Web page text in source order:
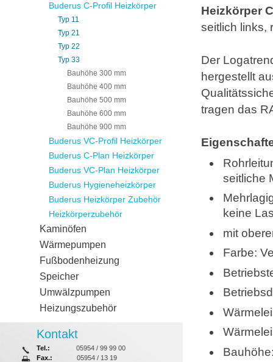
Heizkörper
seitlich links,
Der
hergestellt
tragen das
seitliche
keine
mit
Farbe:
Buderus C-Profil Heizkörper
Typ 11
Typ 21
Typ 22
Typ 33
Bauhöhe 300 mm
Bauhöhe 400 mm
Bauhöhe 500 mm
Bauhöhe 600 mm
Bauhöhe 900 mm
Buderus VC-Profil Heizkörper
Buderus C-Plan Heizkörper
Buderus VC-Plan Heizkörper
Buderus Hygieneheizkörper
Buderus Heizkörper Zubehör
Heizkörperzubehör
Kaminöfen
Wärmepumpen
Fußbodenheizung
Speicher
Umwälzpumpen
Heizungszubehör
Kontakt
Tel.:
05954 / 99 99 00
Fax.:
05954 / 13 19